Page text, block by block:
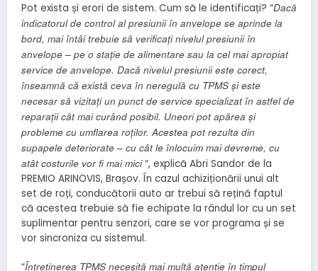
Pot exista și erori de sistem. Cum să le identificați? “Dacă
indicatorul de control al presiunii în anvelope se aprinde la
bord, mai întâi trebuie să verificați nivelul presiunii în
anvelope – pe o stație de alimentare sau la cel mai apropiat
service de anvelope. Dacă nivelul presiunii este corect,
înseamnă că există ceva în neregulă cu TPMS și este
necesar să vizitați un punct de service specializat în astfel de
reparații cât mai curând posibil. Uneori pot apărea și
probleme cu umflarea roților. Acestea pot rezulta din
supapele deteriorate – cu cât le înlocuim mai devreme, cu
atât costurile vor fi mai mici“, explică Abri Sandor de la
PREMIO ARINOVIS, Brașov. În cazul achiziționării unui alt
set de roți, conducătorii auto ar trebui să rețină faptul
că acestea trebuie să fie echipate la rândul lor cu un set
suplimentar pentru senzori, care se vor programa și se
vor sincroniza cu sistemul.
“Întreținerea TPMS necesită mai multă atenție în timpul